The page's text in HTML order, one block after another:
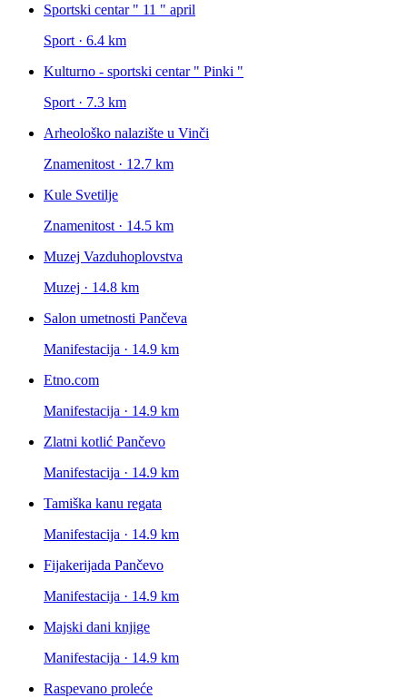
Sportski centar " 11 " april
Sport · 6.4 km
Kulturno - sportski centar " Pinki "
Sport · 7.3 km
Arheološko nalazište u Vinči
Znamenitost · 12.7 km
Kule Svetilje
Znamenitost · 14.5 km
Muzej Vazduhoplovstva
Muzej · 14.8 km
Salon umetnosti Pančeva
Manifestacija · 14.9 km
Etno.com
Manifestacija · 14.9 km
Zlatni kotlić Pančevo
Manifestacija · 14.9 km
Tamiška kanu regata
Manifestacija · 14.9 km
Fijakerijada Pančevo
Manifestacija · 14.9 km
Majski dani knjige
Manifestacija · 14.9 km
Raspevano proleće